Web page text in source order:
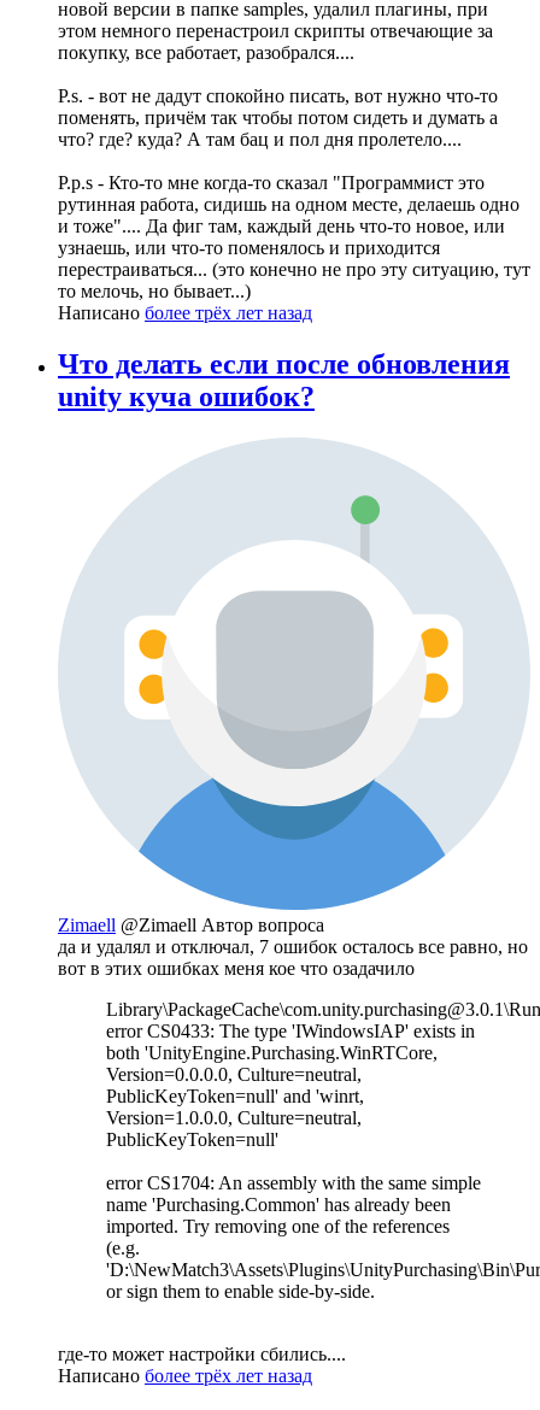
новой версии в папке samples, удалил плагины, при
этом немного перенастроил скрипты отвечающие за
покупку, все работает, разобрался....
P.s. - вот не дадут спокойно писать, вот нужно что-то
поменять, причём так чтобы потом сидеть и думать а
что? где? куда? А там бац и пол дня пролетело....
P.p.s - Кто-то мне когда-то сказал "Программист это
рутинная работа, сидишь на одном месте, делаешь одно
и тоже".... Да фиг там, каждый день что-то новое, или
узнаешь, или что-то поменялось и приходится
перестраиваться... (это конечно не про эту ситуацию, тут
то мелочь, но бывает...)
Написано более трёх лет назад
Что делать если после обновления
unity куча ошибок?
Zimaell @Zimaell Автор вопроса
да и удалял и отключал, 7 ошибок осталось все равно, но
вот в этих ошибках меня кое что озадачило
error CS0433: The type 'IWindowsIAP' exists in
both 'UnityEngine.Purchasing.WinRTCore,
Version=0.0.0.0, Culture=neutral,
PublicKeyToken=null' and 'winrt,
Version=1.0.0.0, Culture=neutral,
PublicKeyToken=null'
error CS1704: An assembly with the same simple
name 'Purchasing.Common' has already been
imported. Try removing one of the references
(e.g.
or sign them to enable side-by-side.
где-то может настройки сбились....
Написано более трёх лет назад